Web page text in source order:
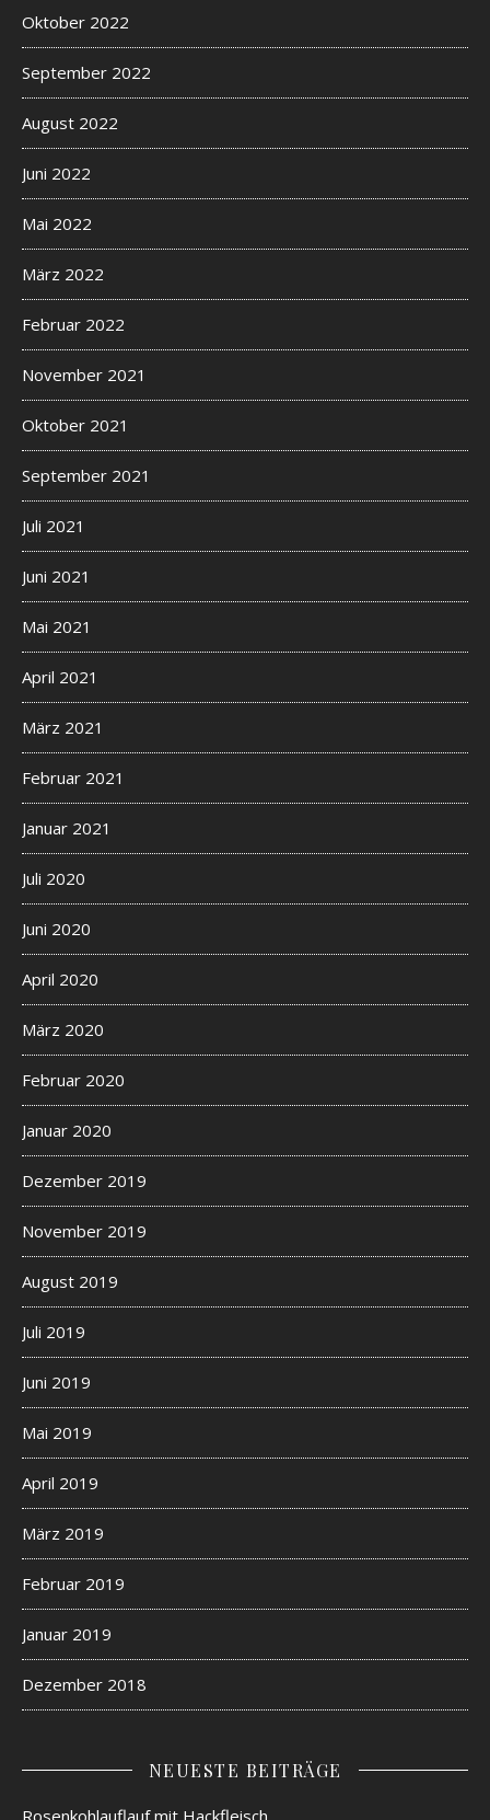
Oktober 2022
September 2022
August 2022
Juni 2022
Mai 2022
März 2022
Februar 2022
November 2021
Oktober 2021
September 2021
Juli 2021
Juni 2021
Mai 2021
April 2021
März 2021
Februar 2021
Januar 2021
Juli 2020
Juni 2020
April 2020
März 2020
Februar 2020
Januar 2020
Dezember 2019
November 2019
August 2019
Juli 2019
Juni 2019
Mai 2019
April 2019
März 2019
Februar 2019
Januar 2019
Dezember 2018
NEUESTE BEITRÄGE
Rosenkohlauflauf mit Hackfleisch